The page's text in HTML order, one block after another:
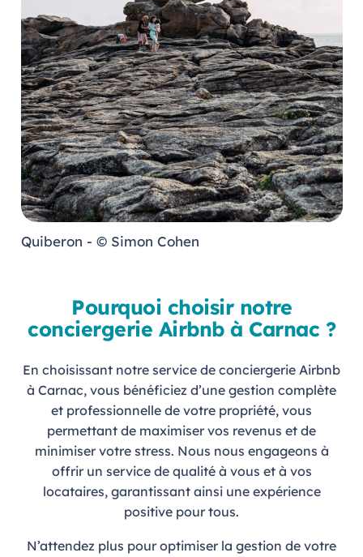
Quiberon - © Simon Cohen
Pourquoi choisir notre
conciergerie Airbnb à Carnac ?
En choisissant notre service de conciergerie Airbnb
à Carnac, vous bénéficiez d’une gestion complète
et professionnelle de votre propriété, vous
permettant de maximiser vos revenus et de
minimiser votre stress. Nous nous engageons à
offrir un service de qualité à vous et à vos
locataires, garantissant ainsi une expérience
positive pour tous.
N’attendez plus pour optimiser la gestion de votre